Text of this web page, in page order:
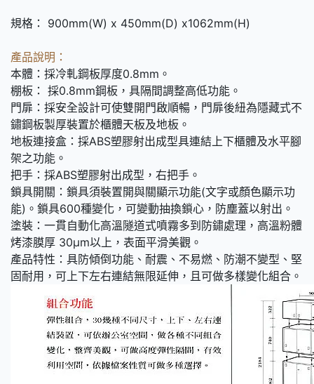
規格： 900mm(W) x 450mm(D) x1062mm(H)
產品說明：
本體：採冷軋鋼板厚度0.8mm。
棚板： 採0.8mm鋼板，具隔間調整高低功能。
門扉：採安全設計可使雙開門啟順暢，門扉後紐為隱藏式不
鏽鋼板製厚裝置於櫃體天板及地板。
地板連接盒：採ABS塑膠射出成型具連結上下櫃體及水平腳
架之功能。
把手：採ABS塑膠射出成型，右把手。
鎖具開關：鎖具須裝置開與關顯示功能(文字或顏色顯示功
能)。鎖具600種變化，可變動抽換鎖心，防塵蓋以射出。
塗裝：一貫自動化高溫隧道式噴霧多到防鏽處理，高溫粉體
烤漆膜厚 30μm以上，表面平滑美觀。
產品特性：具防傾倒功能、耐震、不易燃、防潮不變型、堅
固耐用，可上下左右連結無限延伸，且可做多樣變化組合。